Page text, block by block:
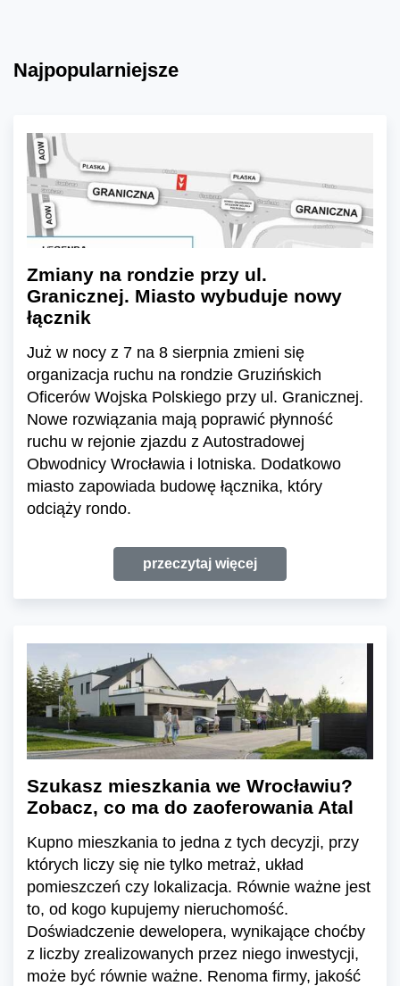
Najpopularniejsze
Zmiany na rondzie przy ul.
Granicznej. Miasto wybuduje nowy
łącznik
Już w nocy z 7 na 8 sierpnia zmieni się
organizacja ruchu na rondzie Gruzińskich
Oficerów Wojska Polskiego przy ul. Granicznej.
Nowe rozwiązania mają poprawić płynność
ruchu w rejonie zjazdu z Autostradowej
Obwodnicy Wrocławia i lotniska. Dodatkowo
miasto zapowiada budowę łącznika, który
odciąży rondo.
przeczytaj więcej
Szukasz mieszkania we Wrocławiu?
Zobacz, co ma do zaoferowania Atal
Kupno mieszkania to jedna z tych decyzji, przy
których liczy się nie tylko metraż, układ
pomieszczeń czy lokalizacja. Równie ważne jest
to, od kogo kupujemy nieruchomość.
Doświadczenie dewelopera, wynikające choćby
z liczby zrealizowanych przez niego inwestycji,
może być równie ważne. Renoma firmy, jakość